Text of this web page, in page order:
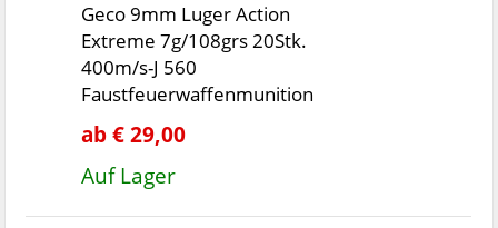
Geco 9mm Luger Action
Extreme 7g/108grs 20Stk.
400m/s-J 560
Faustfeuerwaffenmunition
ab € 29,00
Auf Lager